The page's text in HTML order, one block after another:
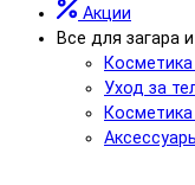
Акции
Все для загара
Уход за